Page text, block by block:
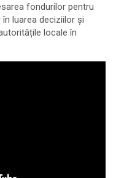
fondurilor pentru
luarea deciziilor și
locale în